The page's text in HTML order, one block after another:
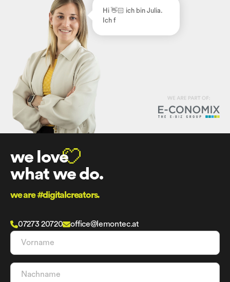
Hi 👋🏻 ich bin Julia.
Ich freue m
we love
what we do.
we are #digitalcreators.
07273 20720 office@lemontec.at